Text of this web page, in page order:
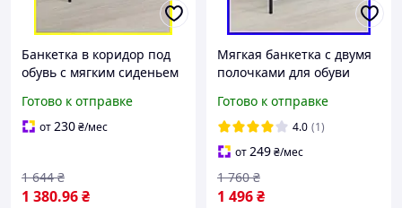
Банкетка в коридор под
обувь с мягким сиденьем
60*32*52 см светло-
серая,полка для обуви
Готово к отправке
от230₴/мес
1 380.96₴
1 644 ₴
Мягкая банкетка с двумя
полочками для обуви
пуф лавка для обуви в
прихожую лофт
Готово к отправке
4.0 (1)
от249₴/мес
1 496₴
1 760 ₴